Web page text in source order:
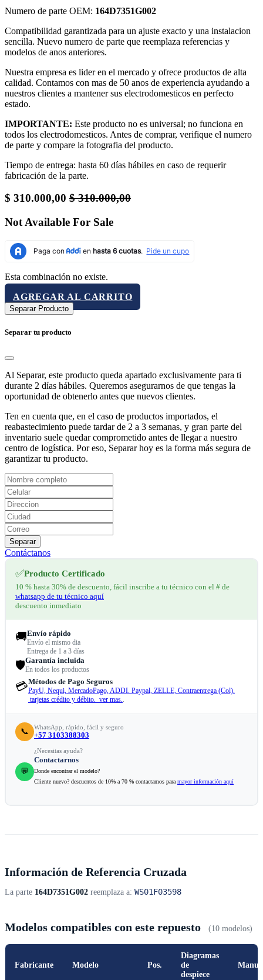
Numero de parte OEM: 164D7351G002
Compatibilidad garantizada para un ajuste exacto y una instalacion
sencilla. Nuevo numero de parte que reemplaza referencias y
modelos de anos anteriores.
Nuestra empresa es lider en el mercado y ofrece productos de alta
calidad. Contamos con mas de 50 anos de experiencia ayudando a
nuestros clientes a mantener sus electrodomesticos en perfecto
estado.
IMPORTANTE: Este producto no es universal; no funciona en
todos los electrodomesticos. Antes de comprar, verifique el numero
de parte y compare la fotografia del producto.
Tiempo de entrega: hasta 60 días hábiles en caso de requerir
fabricación de la parte.
$ 310.000,00 $310.000,00
Not Available For Sale
Esta combinación no existe.
AGREGAR AL CARRITO
Separar Producto
Separar tu producto
Al Separar, este producto queda apartado exclusivamente para ti
durante 2 días hábiles. Queremos asegurarnos de que tengas la
oportunidad de obtenerlo antes que nuevos clientes.
Ten en cuenta que, en el caso de productos importados, el
reabastecimiento puede tardar de 2 a 3 semanas, y gran parte del
inventario suele quedar comprometido antes de llegar a nuestro
centro de logística. Por eso, Separar hoy es la forma más segura de
garantizar tu producto.
Separar
Contáctanos
✅Producto Certificado
10 % hasta 30% de descuento, fácil inscribe a tu técnico con el # de
whatsapp de tu técnico aquí
descuento inmediato
🚚Envío rápido
Envío el mismo dia
Entrega de 1 a 3 días
🛡️Garantía incluida
En todos los productos
💳Métodos de Pago Seguros
PayU, Nequi, MercadoPago, ADDI. Paypal, ZELLE, Contraentrega (Col).
tarjetas crédito y débito. ver mas..
📞 WhatsApp, rápido, fácil y seguro
+57 3103388303
💬
¿Necesitas ayuda?
Contactarnos
Donde encontrar el modelo?
Cliente nuevo? descuentos de 10% a 70 % contactamos para mayor información aquí
Información de Referencia Cruzada
La parte 164D7351G002 reemplaza a: WS01F03598
Modelos compatibles con este repuesto (10 modelos)
Fabricante Modelo Pos.
Diagramas
de
despiece